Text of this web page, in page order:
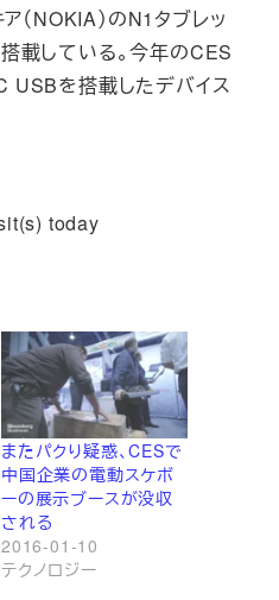
（NOKIA）のN1タブレッ
載している。今年のCES
USBを搭載したデバイス
today
またパクり疑惑、CESで
中国企業の電動スケボ
ーの展示ブースが没収
される
2016-01-10
テクノロジー